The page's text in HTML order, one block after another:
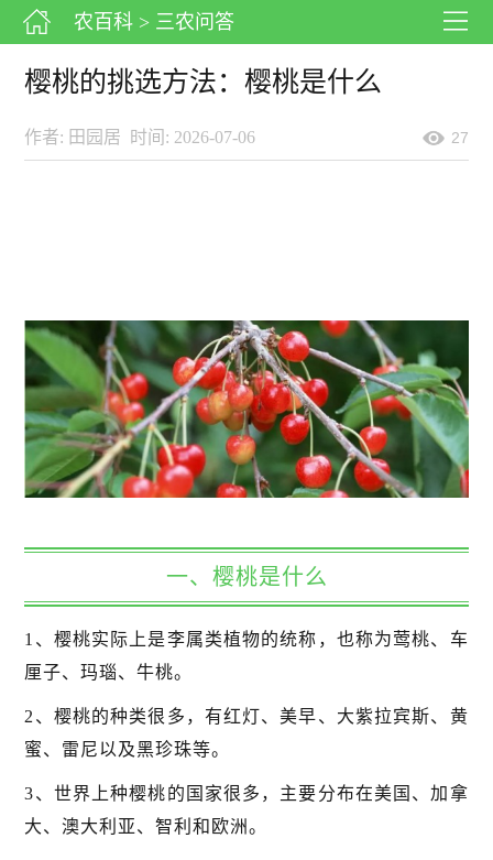
农百科 > 三农问答
樱桃的挑选方法：樱桃是什么
作者: 田园居 时间: 2026-07-06 27
一、樱桃是什么
1、樱桃实际上是李属类植物的统称，也称为莺桃、车
厘子、玛瑙、牛桃。
2、樱桃的种类很多，有红灯、美早、大紫拉宾斯、黄
蜜、雷尼以及黑珍珠等。
3、世界上种樱桃的国家很多，主要分布在美国、加拿
大、澳大利亚、智利和欧洲。